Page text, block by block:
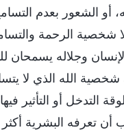
الشعور بعدم
شخصية الرحمة
وجلاله يسمحان
الله الذي لا
التدخل أو التأثير
تعرفه البشرية